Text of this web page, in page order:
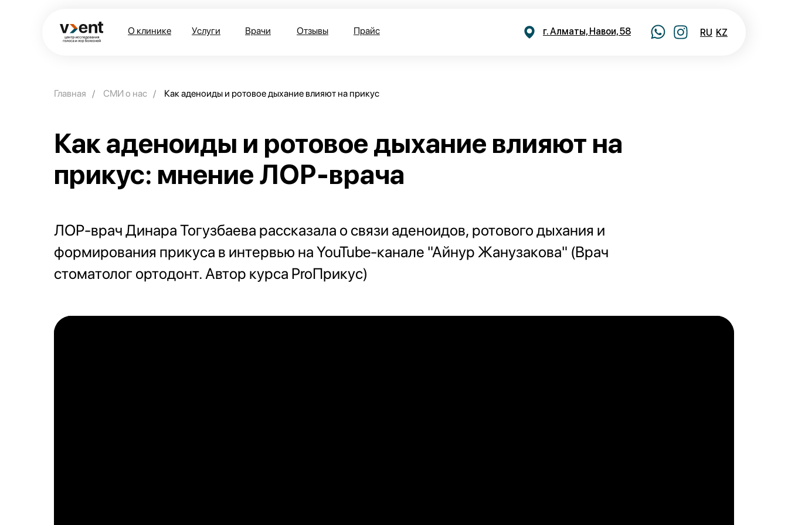
Услуги Врачи Отзывы Прайс
О клинике г. Алматы, Навои, 58 RU KZ
Главная / СМИ о нас / Как аденоиды и ротовое дыхание влияют на прикус
Как аденоиды и ротовое дыхание влияют на
прикус: мнение ЛОР-врача
ЛОР-врач Динара Тогузбаева рассказала о связи аденоидов, ротового дыхания и
формирования прикуса в интервью на YouTube-канале "Айнур Жанузакова" (Врач
стоматолог ортодонт. Автор курса ProПрикус)